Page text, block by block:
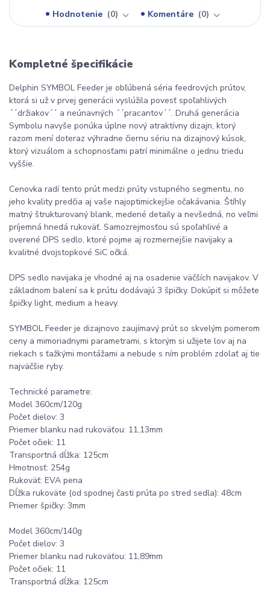
Hodnotenie
0 Komentáre 0
Kompletné špecifikácie
Delphin SYMBOL Feeder je obľúbená séria feedrových prútov,
ktorá si už v prvej generácii vyslúžila povesť spoľahlivých
´´držiakov´´ a neúnavných ´´pracantov´´. Druhá generácia
Symbolu navyše ponúka úplne nový atraktívny dizajn, ktorý
razom mení doteraz výhradne čiernu sériu na dizajnový kúsok,
ktorý vizuálom a schopnosťami patrí minimálne o jednu triedu
vyššie.
Cenovka radí tento prút medzi prúty vstupného segmentu, no
jeho kvality predčia aj vaše najoptimickejšie očakávania. Štíhly
matný štrukturovaný blank, medené detaily a nevšedná, no veľmi
príjemná hnedá rukoväť. Samozrejmosťou sú spoľahlivé a
overené DPS sedlo, ktoré pojme aj rozmernejšie navijaky a
kvalitné dvojstopkové SiC očká.
DPS sedlo navijaka je vhodné aj na osadenie väčších navijakov. V
základnom balení sa k prútu dodávajú 3 špičky. Dokúpiť si môžete
špičky light, medium a heavy.
SYMBOL Feeder je dizajnovo zaujímavý prút so skvelým pomerom
ceny a mimoriadnymi parametrami, s ktorým si užijete lov aj na
riekach s ťažkými montážami a nebude s ním problém zdolať aj tie
najväčšie ryby.
Technické parametre:
Model 360cm/120g
Počet dielov: 3
Priemer blanku nad rukoväťou: 11,13mm
Počet očiek: 11
Transportná dĺžka: 125cm
Hmotnosť: 254g
Rukoväť: EVA pena
Dĺžka rukoväte (od spodnej časti prúta po stred sedla): 48cm
Priemer špičky: 3mm
Model 360cm/140g
Počet dielov: 3
Priemer blanku nad rukoväťou: 11,89mm
Počet očiek: 11
Transportná dĺžka: 125cm